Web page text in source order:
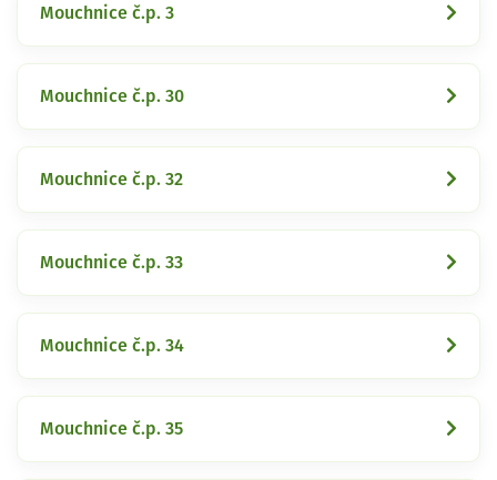
Mouchnice č.p. 3
Mouchnice č.p. 30
Mouchnice č.p. 32
Mouchnice č.p. 33
Mouchnice č.p. 34
Mouchnice č.p. 35